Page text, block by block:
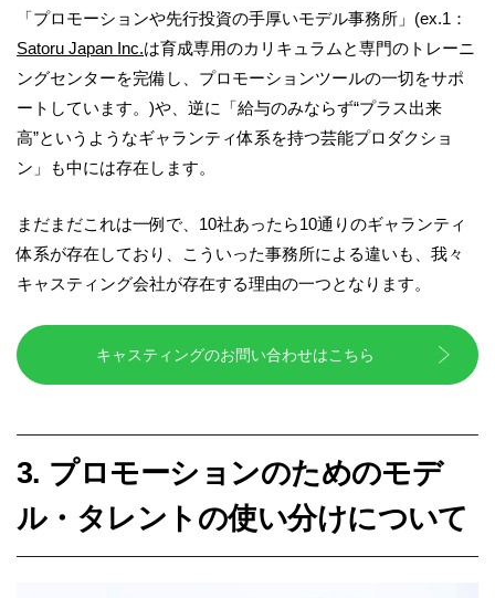
「プロモーションや先行投資の手厚いモデル事務所」(ex.1：
Satoru Japan Inc.は育成専用のカリキュラムと専門のトレーニ
ングセンターを完備し、プロモーションツールの一切をサポ
ートしています。)や、逆に「給与のみならず“プラス出来
高”というようなギャランティ体系を持つ芸能プロダクショ
ン」も中には存在します。
まだまだこれは一例で、10社あったら10通りのギャランティ
体系が存在しており、こういった事務所による違いも、我々
キャスティング会社が存在する理由の一つとなります。
キャスティングのお問い合わせはこちら
3. プロモーションのためのモデ
ル・タレントの使い分けについて